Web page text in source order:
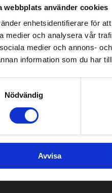
webbplats använder cookies
enhetsidentifierare för
medier och analysera vår
medier och annons-
information som du har
Nödvändig
Avvisa
iakttagits blågröna
simning.